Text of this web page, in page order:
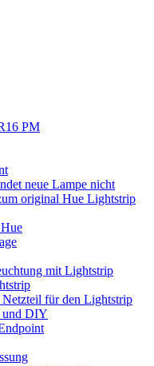
PM
neue Lampe nicht
original Hue Lightstrip
mit Lightstrip
Netzteil für den Lightstrip
und DIY